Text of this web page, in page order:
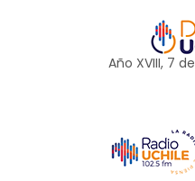
Año XVIII, 7 de